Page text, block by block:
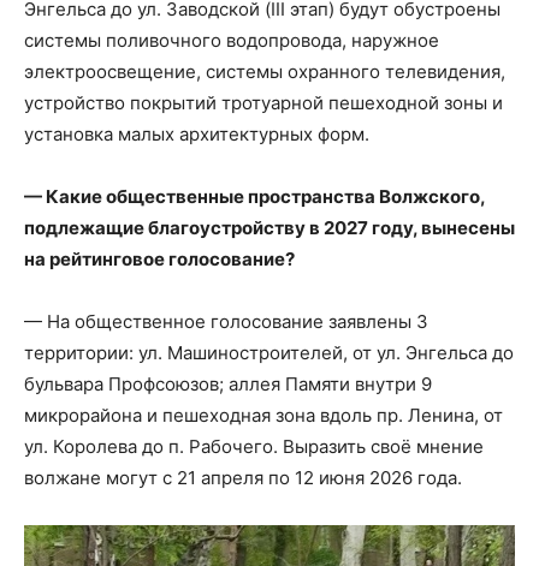
Энгельса до ул. Заводской (III этап) будут обустроены
системы поливочного водопровода, наружное
электроосвещение, системы охранного телевидения,
устройство покрытий тротуарной пешеходной зоны и
установка малых архитектурных форм.
— Какие общественные пространства Волжского,
подлежащие благоустройству в 2027 году, вынесены
на рейтинговое голосование?
— На общественное голосование заявлены 3
территории: ул. Машиностроителей, от ул. Энгельса до
бульвара Профсоюзов; аллея Памяти внутри 9
микрорайона и пешеходная зона вдоль пр. Ленина, от
ул. Королева до п. Рабочего. Выразить своё мнение
волжане могут с 21 апреля по 12 июня 2026 года.